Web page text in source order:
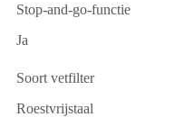
Stop-and-go-functie
Ja
Soort vetfilter
Roestvrijstaal